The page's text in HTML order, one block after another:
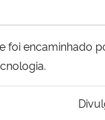
foi encaminhado